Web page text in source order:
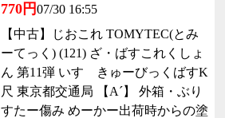
770円07/30 16:55
【中古】じおこれ TOMYTEC(とみ
ーてっく) (121) ざ・ばすこれくしょ
ん 第11弾 いすゞきゅーびっくばすK
尺 東京都交通局 【A´】 外箱・ぶり
すたー傷み めーかー出荷時からの塗